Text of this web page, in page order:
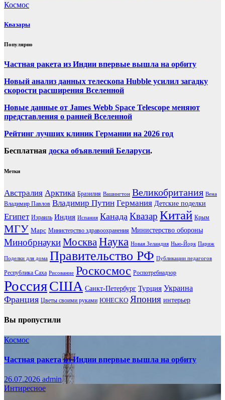
Космос
Квазары
Популярно
Частная ракета из Индии впервые вышла на орбиту
Новый анализ данных телескопа Hubble усилил загадку
скорости расширения Вселенной
Новые данные от James Webb Space Telescope меняют
представления о ранней Вселенной
Рейтинг лучших клиник Германии на 2026 год
Бесплатная доска объявлений Беларуси.
Метки
Австралия Арктика Бразилия Вашингтон Великобритания Вена
Владимир Павлов Владимир Путин Германия Детские поделки
Египет Израиль Индия Испания Канада Квазар Китай Крым
МГУ Марс Министерство здравоохранения Министерство обороны
МинобрнаукиМоскваНаука Новая Зеландия Нью-Йорк Париж
Поделки для дома Правительство РФ Публикации педагогов
Республика Саха Рисование Роскосмос Роспотребнадзор
РоссияСША Санкт-Петербург Турция Украина
Франция Цветы своими руками ЮНЕСКО Япония интерьер
Вы пропустили
Космос
Частная ракета из Индии впервые вышла на орбиту
26.07.2026 admin
Интиресное